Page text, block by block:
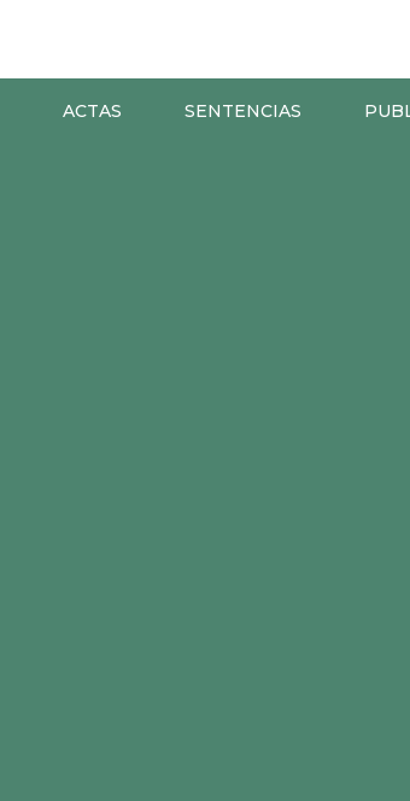
ACTAS SENTENCIAS